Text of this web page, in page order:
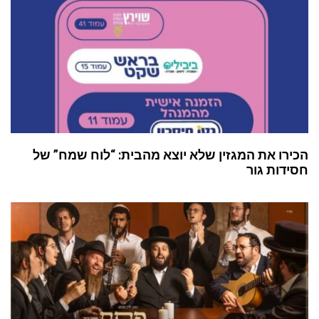
הכירו את המגזין שלא יוצא מהבית: “לוח שמח” של
חסידות גור